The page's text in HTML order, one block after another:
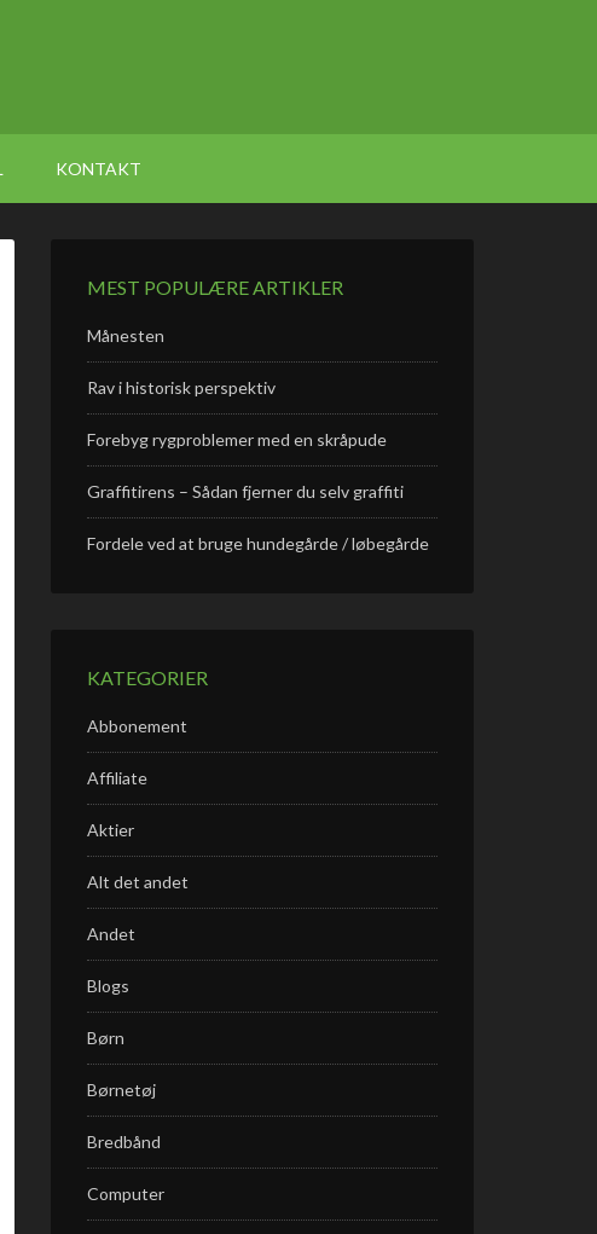
KONTAKT
MEST POPULÆRE ARTIKLER
Månesten
Rav i historisk perspektiv
Forebyg rygproblemer med en skråpude
Graffitirens – Sådan fjerner du selv graffiti
Fordele ved at bruge hundegårde / løbegårde
KATEGORIER
Abbonement
Affiliate
Aktier
Alt det andet
Andet
Blogs
Børn
Børnetøj
Bredbånd
Computer